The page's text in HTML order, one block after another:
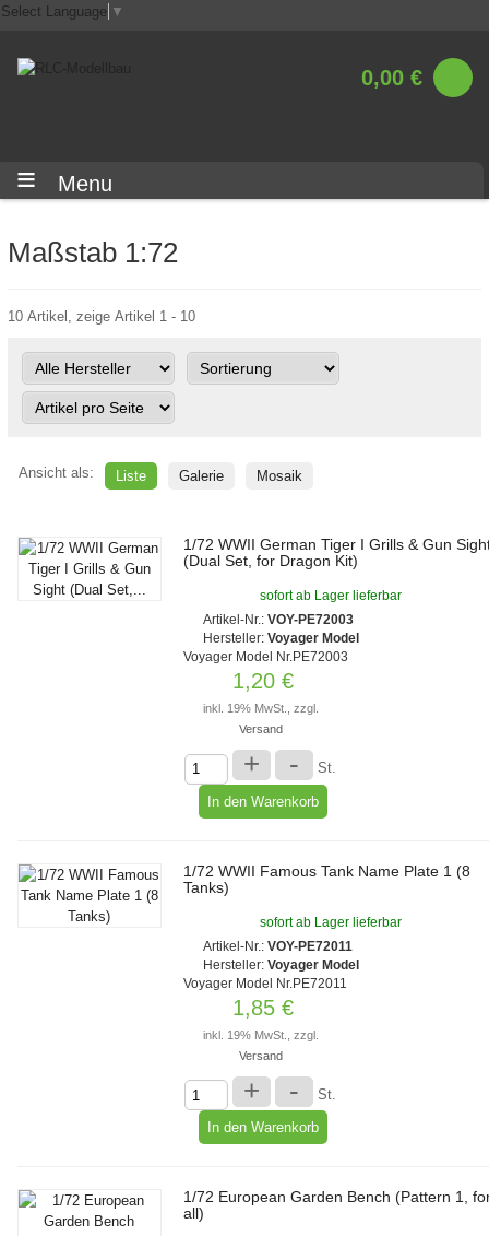
Select Language ▼
0,00 €
Menu
Maßstab 1:72
10 Artikel, zeige Artikel 1 - 10
Ansicht als: Liste Galerie Mosaik
1/72 WWII German Tiger I Grills & Gun
(Dual Set, for Dragon Kit)
sofort ab Lager lieferbar
Artikel-Nr.: VOY-PE72003
Hersteller: Voyager Model
Voyager Model Nr.PE72003
1,20 €
inkl. 19% MwSt., zzgl.
Versand
+ - St.
1/72 WWII Famous Tank Name Plate 1 (8
Tanks)
sofort ab Lager lieferbar
Artikel-Nr.: VOY-PE72011
Hersteller: Voyager Model
Voyager Model Nr.PE72011
1,85 €
inkl. 19% MwSt., zzgl.
Versand
+ - St.
1/72 European Garden Bench (Pattern 1,
all)